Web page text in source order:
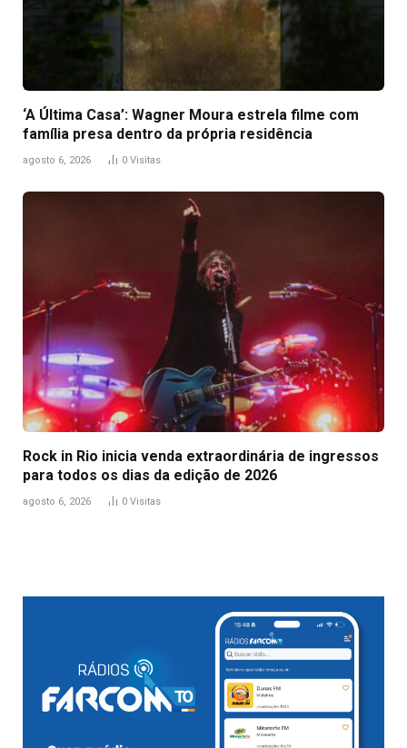
‘A Última Casa’: Wagner Moura estrela filme com
família presa dentro da própria residência
agosto 6, 2026 0 Visitas
Rock in Rio inicia venda extraordinária de ingressos
para todos os dias da edição de 2026
agosto 6, 2026 0 Visitas